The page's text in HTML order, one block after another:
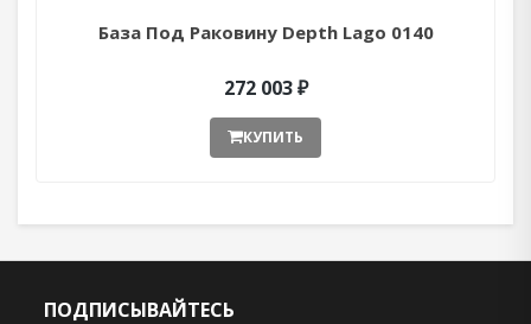
База Под Раковину Depth Lago 0140
272 003 ₽
КУПИТЬ
ПОДПИСЫВАЙТЕСЬ